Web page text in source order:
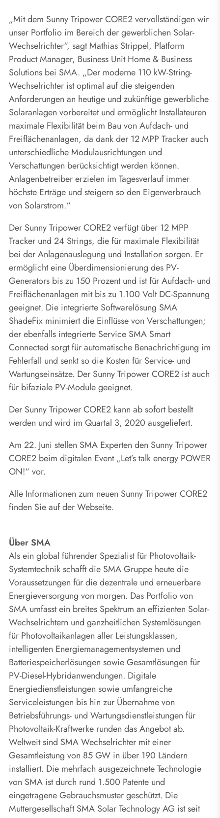
„Mit dem Sunny Tripower CORE2 vervollständigen wir
unser Portfolio im Bereich der gewerblichen Solar-
Wechselrichter“, sagt Mathias Strippel, Platform
Product Manager, Business Unit Home & Business
Solutions bei SMA. „Der moderne 110 kW-String-
Wechselrichter ist optimal auf die steigenden
Anforderungen an heutige und zukünftige gewerbliche
Solaranlagen vorbereitet und ermöglicht Installateuren
maximale Flexibilität beim Bau von Aufdach- und
Freiflächenanlagen, da dank der 12 MPP Tracker auch
unterschiedliche Modulausrichtungen und
Verschattungen berücksichtigt werden können.
Anlagenbetreiber erzielen im Tagesverlauf immer
höchste Erträge und steigern so den Eigenverbrauch
von Solarstrom.“
Der Sunny Tripower CORE2 verfügt über 12 MPP
Tracker und 24 Strings, die für maximale Flexibilität
bei der Anlagenauslegung und Installation sorgen. Er
ermöglicht eine Überdimensionierung des PV-
Generators bis zu 150 Prozent und ist für Aufdach- und
Freiflächenanlagen mit bis zu 1.100 Volt DC-Spannung
geeignet. Die integrierte Softwarelösung SMA
ShadeFix minimiert die Einflüsse von Verschattungen;
der ebenfalls integrierte Service SMA Smart
Connected sorgt für automatische Benachrichtigung im
Fehlerfall und senkt so die Kosten für Service- und
Wartungseinsätze. Der Sunny Tripower CORE2 ist auch
für bifaziale PV-Module geeignet.
Der Sunny Tripower CORE2 kann ab sofort bestellt
werden und wird im Quartal 3, 2020 ausgeliefert.
Am 22. Juni stellen SMA Experten den Sunny Tripower
CORE2 beim digitalen Event „Let’s talk energy POWER
ON!“ vor.
Alle Informationen zum neuen Sunny Tripower CORE2
finden Sie auf der Webseite.
Über SMA
Als ein global führender Spezialist für Photovoltaik-
Systemtechnik schafft die SMA Gruppe heute die
Voraussetzungen für die dezentrale und erneuerbare
Energieversorgung von morgen. Das Portfolio von
SMA umfasst ein breites Spektrum an effizienten Solar-
Wechselrichtern und ganzheitlichen Systemlösungen
für Photovoltaikanlagen aller Leistungsklassen,
intelligenten Energiemanagementsystemen und
Batteriespeicherlösungen sowie Gesamtlösungen für
PV-Diesel-Hybridanwendungen. Digitale
Energiedienstleistungen sowie umfangreiche
Serviceleistungen bis hin zur Übernahme von
Betriebsführungs- und Wartungsdienstleistungen für
Photovoltaik-Kraftwerke runden das Angebot ab.
Weltweit sind SMA Wechselrichter mit einer
Gesamtleistung von 85 GW in über 190 Ländern
installiert. Die mehrfach ausgezeichnete Technologie
von SMA ist durch rund 1.500 Patente und
eingetragene Gebrauchsmuster geschützt. Die
Muttergesellschaft SMA Solar Technology AG ist seit